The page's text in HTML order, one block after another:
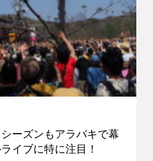
ーズンもアラバキで幕
イブに特に注目！